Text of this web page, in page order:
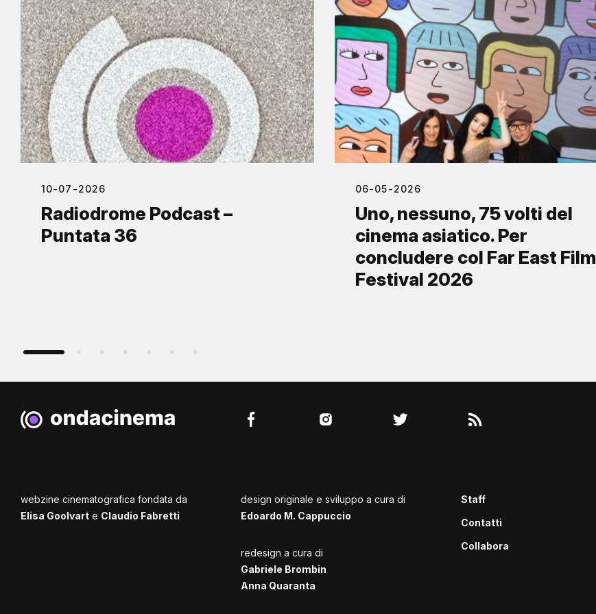
10-07-2026
Radiodrome Podcast –
Puntata 36
06-05-2026
Uno, nessuno, 75 volti del
cinema asiatico. Per
concludere col Far East Film
Festival 2026
webzine cinematografica fondata da
Elisa Goolvart e Claudio Fabretti
design originale e sviluppo a cura di
Edoardo M. Cappuccio
redesign a cura di
Gabriele Brombin
Anna Quaranta
Staff
Contatti
Collabora